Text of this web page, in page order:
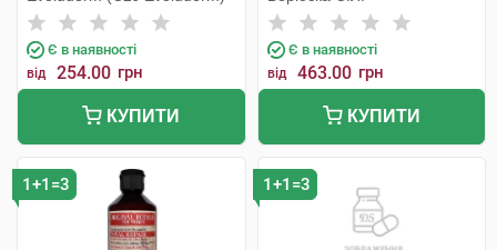
Є в наявності
від 254.00 грн
КУПИТИ
Є в наявності
від 463.00 грн
КУПИТИ
1+1=3 1+1=3